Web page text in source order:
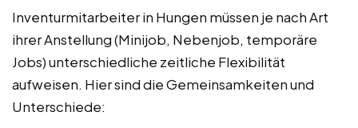
Inventurmitarbeiter in Hungen müssen je nach Art
ihrer Anstellung (Minijob, Nebenjob, temporäre
Jobs) unterschiedliche zeitliche Flexibilität
aufweisen. Hier sind die Gemeinsamkeiten und
Unterschiede: